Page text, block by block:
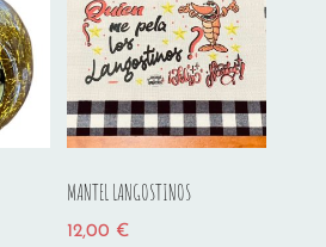
MANTEL LANGOSTINOS
12,00 €